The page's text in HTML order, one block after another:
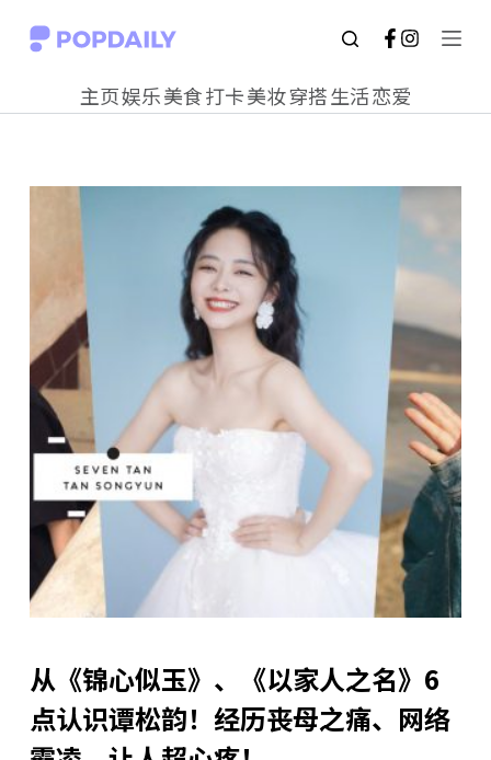
S
n
t
e
主页娱乐美食打卡美妆穿搭生活恋爱
从《锦心似玉》、《以家人之名》6
点认识谭松韵！经历丧母之痛、网络